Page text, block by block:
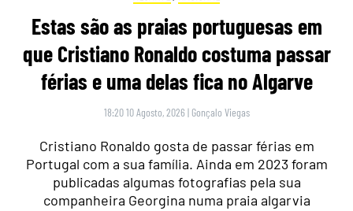
Estas são as praias portuguesas em
que Cristiano Ronaldo costuma passar
férias e uma delas fica no Algarve
18:20 10 Agosto, 2026 | Gonçalo Viegas
Cristiano Ronaldo gosta de passar férias em
Portugal com a sua família. Ainda em 2023 foram
publicadas algumas fotografias pela sua
companheira Georgina numa praia algarvia